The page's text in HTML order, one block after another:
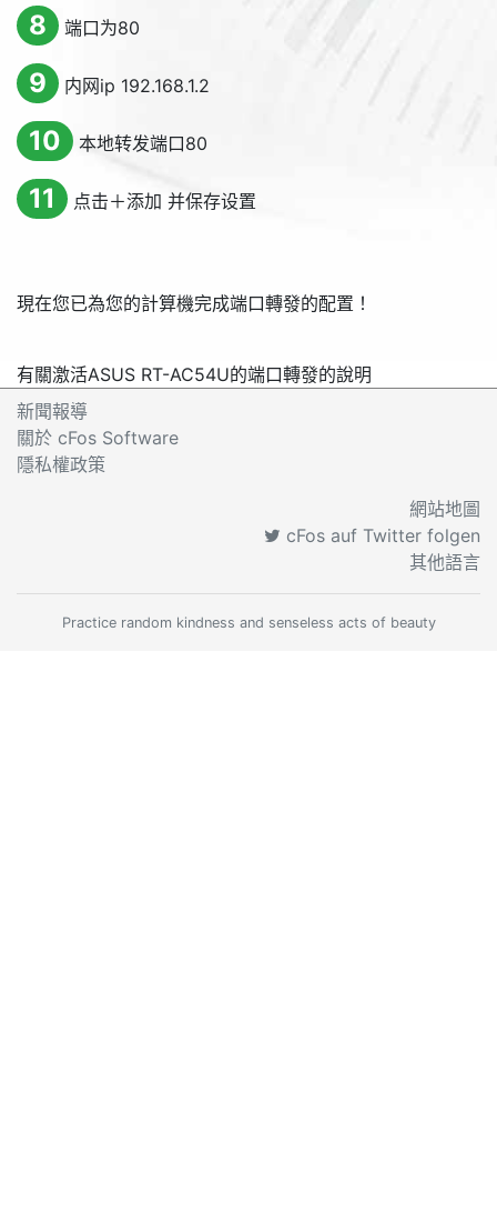
8 端口为80
9 内网ip 192.168.1.2
10 本地转发端口80
11 点击＋添加 并保存设置
現在您已為您的計算機完成端口轉發的配置！
有關激活ASUS RT-AC54U的端口轉發的說明
新聞報導
關於 cFos Software
隱私權政策
網站地圖
cFos auf Twitter folgen
其他語言
Practice random kindness and senseless acts of beauty